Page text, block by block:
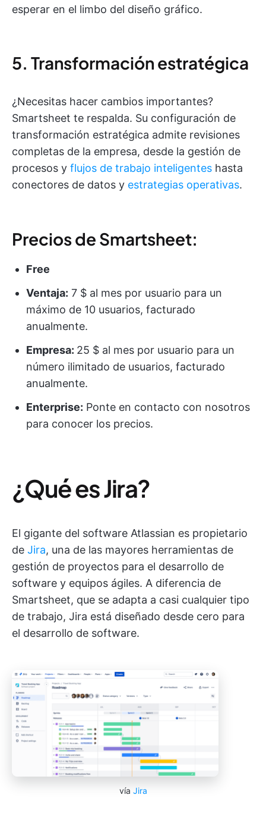
esperar en el limbo del diseño gráfico.
5. Transformación estratégica
¿Necesitas hacer cambios importantes?
Smartsheet te respalda. Su configuración de
transformación estratégica admite revisiones
completas de la empresa, desde la gestión de
procesos y flujos de trabajo inteligentes hasta
conectores de datos y estrategias operativas.
Precios de Smartsheet:
Free
Ventaja: 7 $ al mes por usuario para un
máximo de 10 usuarios, facturado
anualmente.
Empresa: 25 $ al mes por usuario para un
número ilimitado de usuarios, facturado
anualmente.
Enterprise: Ponte en contacto con nosotros
para conocer los precios.
¿Qué es Jira?
El gigante del software Atlassian es propietario
de Jira, una de las mayores herramientas de
gestión de proyectos para el desarrollo de
software y equipos ágiles. A diferencia de
Smartsheet, que se adapta a casi cualquier tipo
de trabajo, Jira está diseñado desde cero para
el desarrollo de software.
vía Jira